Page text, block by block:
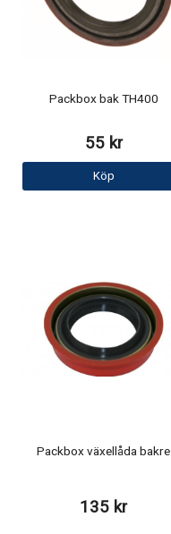
Packbox bak TH400
55 kr
Köp
Packbox växellåda bakre
135 kr